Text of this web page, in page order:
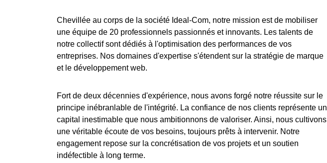
Chevillée au corps de la société Ideal-Com, notre mission est de mobiliser
une équipe de 20 professionnels passionnés et innovants. Les talents de
notre collectif sont dédiés à l'optimisation des performances de vos
entreprises. Nos domaines d'expertise s'étendent sur la stratégie de marque
et le développement web.
Fort de deux décennies d'expérience, nous avons forgé notre réussite sur le
principe inébranlable de l'intégrité. La confiance de nos clients représente un
capital inestimable que nous ambitionnons de valoriser. Ainsi, nous cultivons
une véritable écoute de vos besoins, toujours prêts à intervenir. Notre
engagement repose sur la concrétisation de vos projets et un soutien
indéfectible à long terme.